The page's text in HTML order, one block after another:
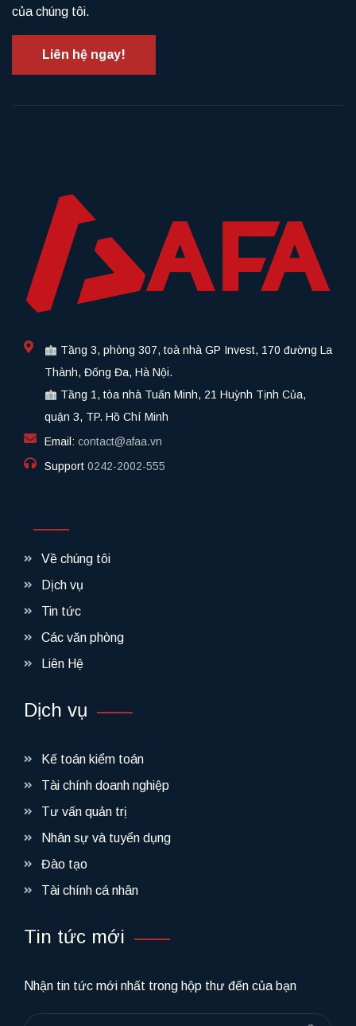
của chúng tôi.
Liên hệ ngay!
Tầng 3, phòng 307, toà nhà GP Invest, 170 đường La
Thành, Đống Đa, Hà Nội.
Tầng 1, tòa nhà Tuấn Minh, 21 Huỳnh Tịnh Của,
quận 3, TP. Hồ Chí Minh
Email: contact@afaa.vn
Support 0242-2002-555​
Về chúng tôi
Dịch vụ
Tin tức
Các văn phòng
Liên Hệ
Dịch vụ
Kế toán kiểm toán
Tài chính doanh nghiệp
Tư vấn quản trị
Nhân sự và tuyển dụng
Đào tạo
Tài chính cá nhân
Tin tức mới
Nhận tin tức mới nhất trong hộp thư đến của bạn